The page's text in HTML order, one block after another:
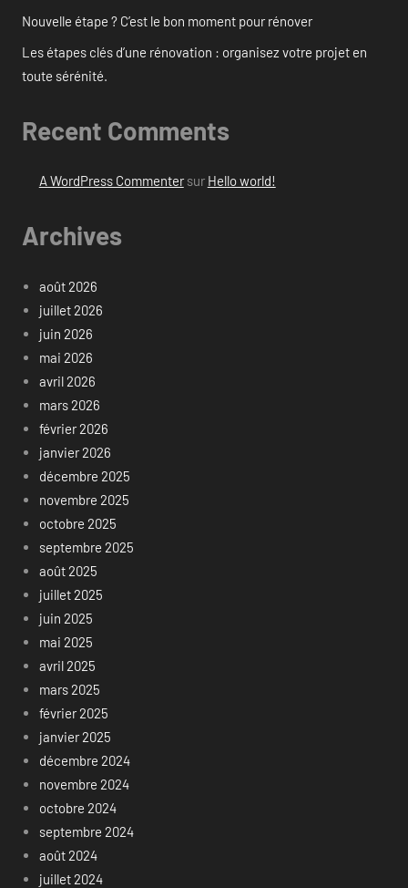
Nouvelle étape ? C’est le bon moment pour rénover
Les étapes clés d’une rénovation : organisez votre projet en
toute sérénité.
Recent Comments
A WordPress Commentersur Hello world!
Archives
août 2026
juillet 2026
juin 2026
mai 2026
avril 2026
mars 2026
février 2026
janvier 2026
décembre 2025
novembre 2025
octobre 2025
septembre 2025
août 2025
juillet 2025
juin 2025
mai 2025
avril 2025
mars 2025
février 2025
janvier 2025
décembre 2024
novembre 2024
octobre 2024
septembre 2024
août 2024
juillet 2024